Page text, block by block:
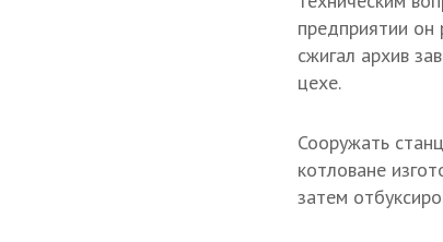
предприятии
сжигал архив
цехе.
Сооружать
котловане
затем